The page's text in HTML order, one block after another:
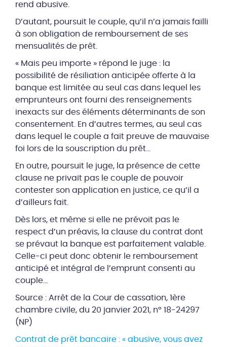
rend abusive.
D’autant, poursuit le couple, qu’il n’a jamais failli
à son obligation de remboursement de ses
mensualités de prêt.
« Mais peu importe » répond le juge : la
possibilité de résiliation anticipée offerte à la
banque est limitée au seul cas dans lequel les
emprunteurs ont fourni des renseignements
inexacts sur des éléments déterminants de son
consentement. En d’autres termes, au seul cas
dans lequel le couple a fait preuve de mauvaise
foi lors de la souscription du prêt…
En outre, poursuit le juge, la présence de cette
clause ne privait pas le couple de pouvoir
contester son application en justice, ce qu’il a
d’ailleurs fait.
Dès lors, et même si elle ne prévoit pas le
respect d’un préavis, la clause du contrat dont
se prévaut la banque est parfaitement valable.
Celle-ci peut donc obtenir le remboursement
anticipé et intégral de l’emprunt consenti au
couple…
Source : Arrêt de la Cour de cassation, 1ère
chambre civile, du 20 janvier 2021, n° 18-24297
(NP)
Contrat de prêt bancaire : « abusive, vous avez